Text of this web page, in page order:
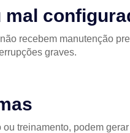
mal
recebem manutenção
graves.
treinamento, podem